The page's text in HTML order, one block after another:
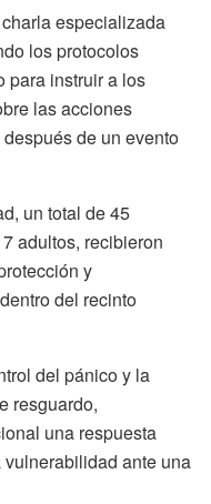
especializada
los protocolos
para instruir a los
las acciones
de un evento
un total de 45
adultos, recibieron
y
del recinto
del pánico y la
resguardo,
una respuesta
ante una